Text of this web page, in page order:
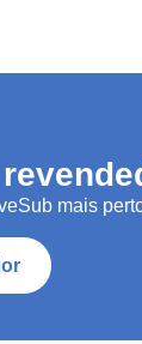
mais